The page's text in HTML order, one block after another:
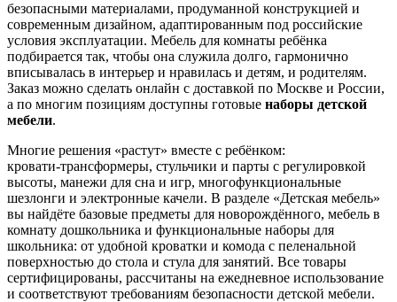
безопасными материалами, продуманной конструкцией и
современным дизайном, адаптированным под российские
условия эксплуатации. Мебель для комнаты ребёнка
подбирается так, чтобы она служила долго, гармонично
вписывалась в интерьер и нравилась и детям, и родителям.
Заказ можно сделать онлайн с доставкой по Москве и России,
а по многим позициям доступны готовые наборы детской
мебели.
Многие решения «растут» вместе с ребёнком:
кровати‑трансформеры, стульчики и парты с регулировкой
высоты, манежи для сна и игр, многофункциональные
шезлонги и электронные качели. В разделе «Детская мебель»
вы найдёте базовые предметы для новорождённого, мебель в
комнату дошкольника и функциональные наборы для
школьника: от удобной кроватки и комода с пеленальной
поверхностью до стола и стула для занятий. Все товары
сертифицированы, рассчитаны на ежедневное использование
и соответствуют требованиям безопасности детской мебели.